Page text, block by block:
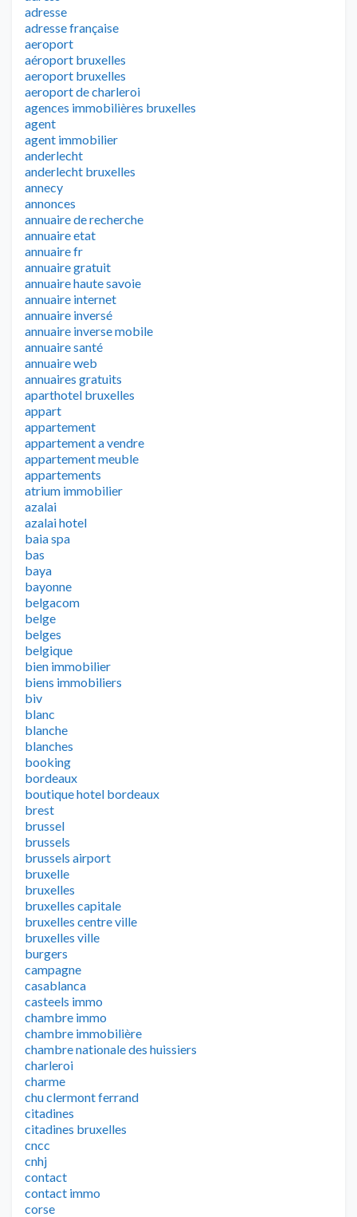
adresse
adresse française
aeroport
aéroport bruxelles
aeroport bruxelles
aeroport de charleroi
agences immobilières bruxelles
agent
agent immobilier
anderlecht
anderlecht bruxelles
annecy
annonces
annuaire de recherche
annuaire etat
annuaire fr
annuaire gratuit
annuaire haute savoie
annuaire internet
annuaire inversé
annuaire inverse mobile
annuaire santé
annuaire web
annuaires gratuits
aparthotel bruxelles
appart
appartement
appartement a vendre
appartement meuble
appartements
atrium immobilier
azalai
azalai hotel
baia spa
bas
baya
bayonne
belgacom
belge
belges
belgique
bien immobilier
biens immobiliers
biv
blanc
blanche
blanches
booking
bordeaux
boutique hotel bordeaux
brest
brussel
brussels
brussels airport
bruxelle
bruxelles
bruxelles capitale
bruxelles centre ville
bruxelles ville
burgers
campagne
casablanca
casteels immo
chambre immo
chambre immobilière
chambre nationale des huissiers
charleroi
charme
chu clermont ferrand
citadines
citadines bruxelles
cncc
cnhj
contact
contact immo
corse